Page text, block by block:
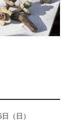
（日）